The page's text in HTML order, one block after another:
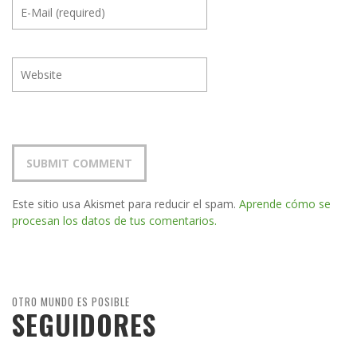
Este sitio usa Akismet para reducir el spam. Aprende cómo se
procesan los datos de tus comentarios.
OTRO MUNDO ES POSIBLE
SEGUIDORES